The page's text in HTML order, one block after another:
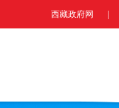
西藏政府网